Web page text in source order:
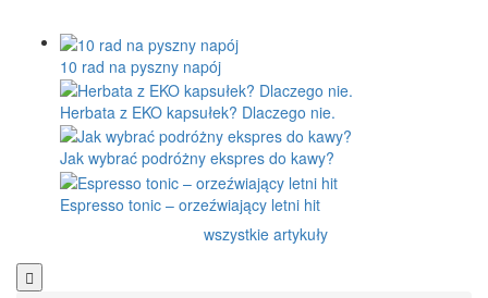
10 rad na pyszny napój
Herbata z EKO kapsułek? Dlaczego nie.
Jak wybrać podróżny ekspres do kawy?
Espresso tonic – orzeźwiający letni hit
wszystkie artykuły